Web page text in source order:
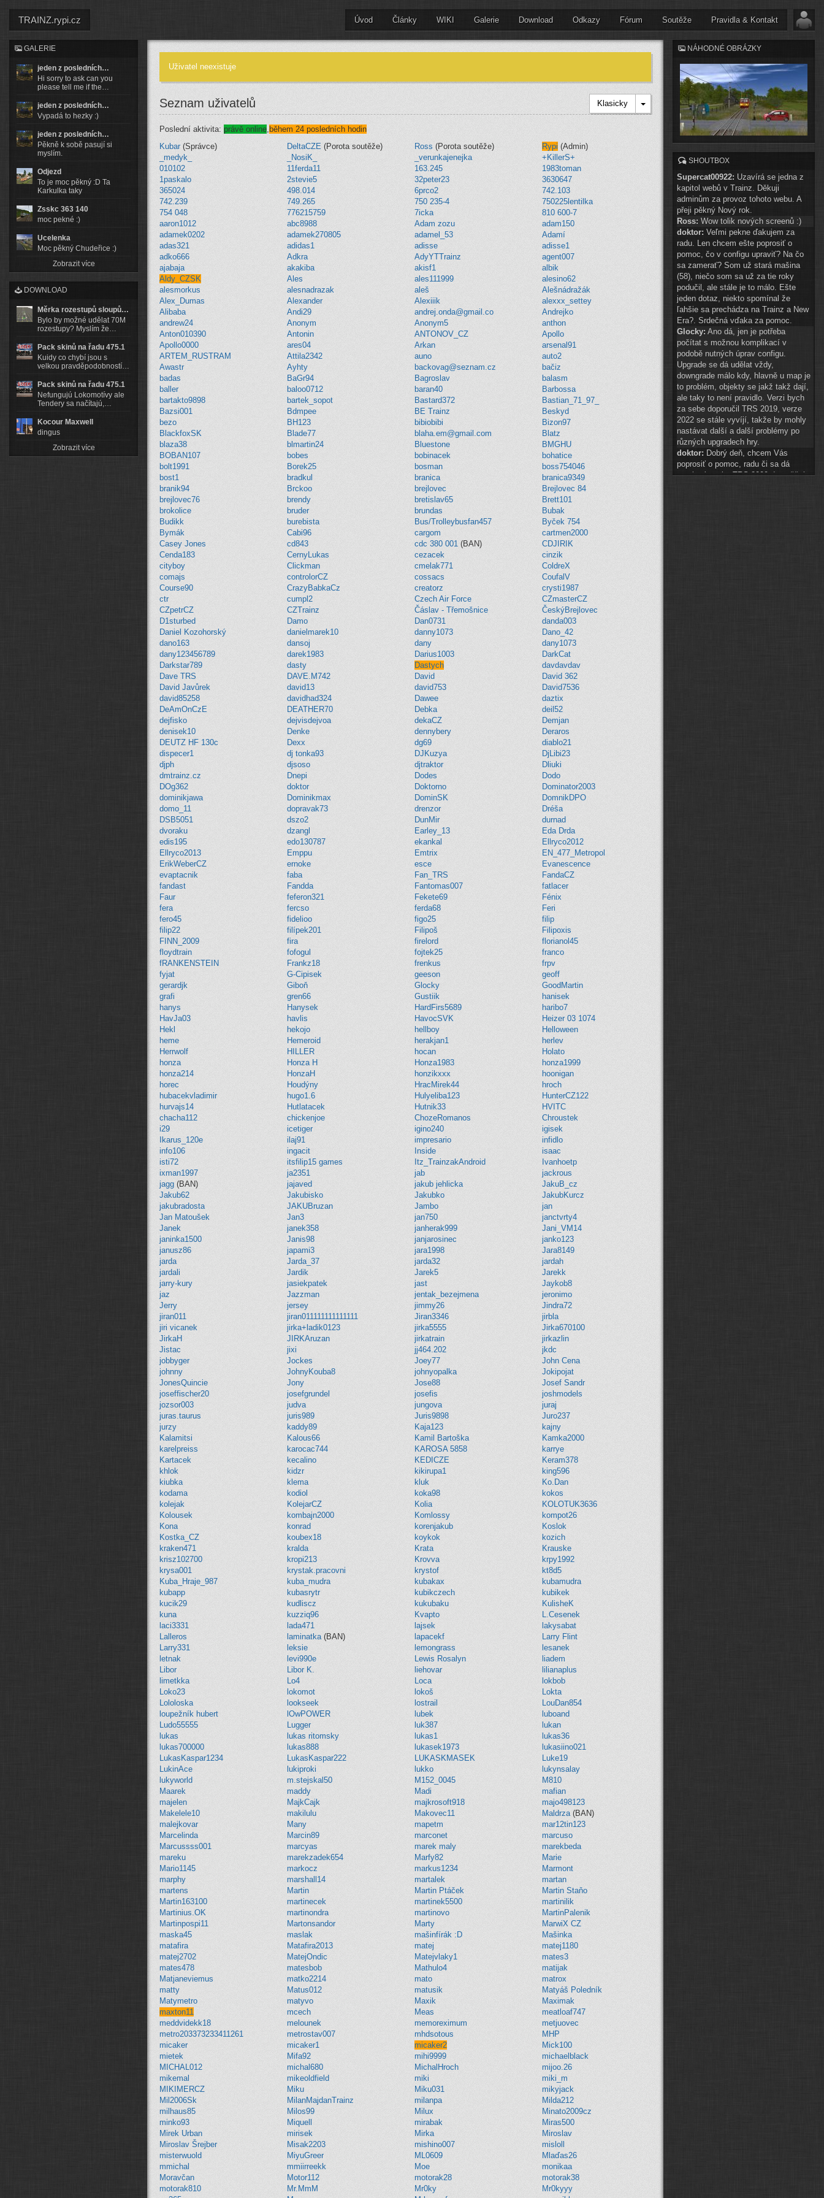
TRAINZ.rypi.cz Úvod Články WIKI Galerie Download Odkazy Fórum Soutěže Pravidla & Kontakt
GALERIE
jeden z posledních…
Hi sorry to ask can you
please tell me if the…
jeden z posledních…
Vypadá to hezky :)
jeden z posledních…
Pěkně k sobě pasují si
myslím.
Odjezd
To je moc pěkný :D Ta
Karkulka taky
Zsskc 363 140
moc pekné :)
Ucelenka
Moc pěkný Chudeřice :)
Zobrazit více
DOWNLOAD
Měrka rozestupů sloupů…
Bylo by možné udělat 70M
rozestupy? Myslím že…
Pack skinů na řadu 475.1
Kuidy co chybí jsou s
velkou pravděpodobností…
Pack skinů na řadu 475.1
Nefungujú Lokomotívy ale
Tendery sa načítajú,…
Kocour Maxwell
dingus
Zobrazit více
NÁHODNÉ OBRÁZKY
SHOUTBOX
Supercat00922: Uzavírá se jedna z
kapitol webů v Trainz. Děkuji
adminům za provoz tohoto webu. A
přeji pěkný Nový rok.
Ross: Wow tolik nových screenů :)
doktor: Veľmi pekne ďakujem za
radu. Len chcem ešte poprosiť o
pomoc, čo v configu upraviť? Na čo
sa zamerať? Som už stará mašina
(58), niečo som sa už za tie roky
podučil, ale stále je to málo. Ešte
jeden dotaz, niekto spomínal že
ľahšie sa prechádza na Trainz a New
Era?. Srdečná vďaka za pomoc.
Glocky: Ano dá, jen je potřeba
počítat s možnou komplikací v
podobě nutných úprav configu.
Upgrade se dá udělat vždy,
downgrade málo kdy, hlavně u map je
to problém, objekty se jakž takž dají,
ale taky to není pravidlo. Verzi bych
za sebe doporučil TRS 2019, verze
2022 se stále vyvíjí, takže by mohly
nastávat další a další problémy po
různých upgradech hry.
doktor: Dobrý deň, chcem Vás
poprosiť o pomoc, radu či sa dá
preniesť tvorba TRS 2009 do vyššej
Uživatel neexistuje
Seznam uživatelů Klasicky
Poslední aktivita: právě online, během 24 posledních hodin
Kubar (Správce) DeltaCZE (Porota soutěže) Ross (Porota soutěže) Rypi (Admin)
_medyk_
_NosiK_ _verunkajenejka
+KillerS+
010102
11ferda11 163.245
1983toman
1paskalo
2stevie5 32peter23
3630647
365024
498.014 6prco2
742.103
742.239
749.265 750 235-4
750225lentilka
754 048
776215759 7icka
810 600-7
aaron1012
abc8988 Adam zozu
adam150
adamek0202
adamek270805 adamel_53
Adamí
adas321
adidas1 adisse
adisse1
adko666
Adkra AdyYTTrainz
agent007
ajabaja
akakiba akisf1
albik
Aldy_CZSK
Ales ales111999
alesino62
alesmorkus
alesnadrazak aleš
Alešnádražák
Alex_Dumas
Alexander Alexiiik
alexxx_settey
Alibaba
Andi29 andrej.onda@gmail.co
Andrejko
andrew24
Anonym Anonym5
anthon
Anton010390
Antonin ANTONOV_CZ
Apollo
Apollo0000
ares04 Arkan
arsenal91
ARTEM_RUSTRAM
Attila2342 auno
auto2
Awastr
Ayhty backovag@seznam.cz
bačiz
badas
BaGr94 Bagroslav
balasm
baller
baloo0712 baran40
Barbossa
bartakto9898
bartek_sopot Bastard372
Bastian_71_97_
Bazsi001
Bdmpee BE Trainz
Beskyd
bezo
BH123 bibiobibi
Bizon97
BlackfoxSK
Blade77 blaha.em@gmail.com
Blatz
blaza38
blmartin24 Bluestone
BMGHU
BOBAN107
bobes bobinacek
bohatice
bolt1991
Borek25 bosman
boss754046
bost1
bradkul branica
branica9349
branik94
Brckoo brejlovec
Brejlovec 84
brejlovec76
brendy bretislav65
Brett101
brokolice
bruder brundas
Bubak
Budikk
burebista Bus/Trolleybusfan457
Byček 754
Bymák
Cabi96 cargom
cartmen2000
Casey Jones
cd843 cdc 380 001 (BAN)
CDJIRIK
Cenda183
CernyLukas cezacek
cinzik
cityboy
Clickman cmelak771
ColdreX
comajs
controlorCZ cossacs
CoufalV
Course90
CrazyBabkaCz creatorz
crysti1987
ctr
cumpl2 Czech Air Force
CZmasterCZ
CZpetrCZ
CZTrainz Čáslav - Třemošnice
ČeskýBrejlovec
D1sturbed
Damo Dan0731
danda003
Daniel Kozohorský
danielmarek10 danny1073
Dano_42
dano163
dansoj dany
dany1073
dany123456789
darek1983 Darius1003
DarkCat
Darkstar789
dasty Dastych
davdavdav
Dave TRS
DAVE.M742 David
David 362
David Javůrek
david13 david753
David7536
david85258
davidhad324 Dawee
daztix
DeAmOnCzE
DEATHER70 Debka
deil52
dejfisko
dejvisdejvoa dekaCZ
Demjan
denisek10
Denke dennybery
Deraros
DEUTZ HF 130c
Dexx dg69
diablo21
dispecer1
dj tonka93 DJKuzya
DjLibi23
djph
djsoso djtraktor
Dliuki
dmtrainz.cz
Dnepi Dodes
Dodo
DOg362
doktor Doktorno
Dominator2003
dominikjawa
Dominikmax DominSK
DomnikDPO
domo_11
dopravak73 drenzor
Dréša
DSB5051
dszo2 DunMir
durnad
dvoraku
dzangl Earley_13
Eda Drda
edis195
edo130787 ekankal
Ellryco2012
Ellryco2013
Emppu Emtrix
EN_477_Metropol
ErikWeberCZ
ernoke esce
Evanescence
evaptacnik
faba Fan_TRS
FandaCZ
fandast
Fandda Fantomas007
fatlacer
Faur
feferon321 Fekete69
Fénix
fera
fercso ferda68
Feri
fero45
fidelioo figo25
filip
filip22
filípek201 Filipoš
Filipoxis
FINN_2009
fira firelord
florianol45
floydtrain
fofogul fojtek25
franco
fRANKENSTEIN
Frankz18 frenkus
frpv
fyjat
G-Cipisek geeson
geoff
gerardjk
Giboň Glocky
GoodMartin
grafi
gren66 Gustiik
hanisek
hanys
Hanysek HardFirs5689
haribo7
HavJa03
havlis HavocSVK
Heizer 03 1074
Hekl
hekojo hellboy
Helloween
heme
Hemeroid herakjan1
herlev
Herrwolf
HILLER hocan
Holato
honza
Honza H Honza1983
honza1999
honza214
HonzaH honzikxxx
hoonigan
horec
Houdýny HracMirek44
hroch
hubacekvladimir
hugo1.6 Hulyeliba123
HunterCZ122
hurvajs14
Hutlatacek Hutnik33
HVITC
chacha112
chickenjoe ChozeRomanos
Chroustek
i29
icetiger igino240
igisek
Ikarus_120e
ilaj91 impresario
infidlo
info106
ingacit Inside
isaac
isti72
itsfilip15 games Itz_TrainzakAndroid
Ivanhoetp
ixman1997
ja2351 jab
jackrous
jagg (BAN) jajaved jakub jehlicka
JakuB_cz
Jakub62
Jakubisko Jakubko
JakubKurcz
jakubradosta
JAKUBruzan Jambo
jan
Jan Matoušek
Jan3 jan750
janctvrty4
Janek
janek358 janherak999
Jani_VM14
janinka1500
Janis98 janjarosinec
janko123
janusz86
japami3 jara1998
Jara8149
jarda
Jarda_37 jarda32
jardah
jardali
Jardik Jarek5
Jarekk
jarry-kury
jasiekpatek jast
Jaykob8
jaz
Jazzman jentak_bezejmena
jeronimo
Jerry
jersey jimmy26
Jindra72
jiran011
jiran011111111111111 Jiran3346
jirbla
jiri vicanek
jirka+ladik0123 jirka5555
Jirka670100
JirkaH
JIRKAruzan jirkatrain
jirkazlin
Jistac
jixi jj464.202
jkdc
jobbyger
Jockes Joey77
John Cena
johnny
JohnyKouba8 johnyopalka
Jokipojat
JonesQuincie
Jony Jose88
Josef Sandr
joseffischer20
josefgrundel josefis
joshmodels
jozsor003
judva jungova
juraj
juras.taurus
juris989 Juris9898
Juro237
jurzy
kaddy89 Kaja123
kajny
Kalamitsi
Kalous66 Kamil Bartoška
Kamka2000
karelpreiss
karocac744 KAROSA 5858
karrye
Kartacek
kecalino KEDICZE
Keram378
khlok
kidzr kikirupa1
king596
kiubka
klema kluk
Ko.Dan
kodama
kodiol koka98
kokos
kolejak
KolejarCZ Kolia
KOLOTUK3636
Kolousek
kombajn2000 Komlossy
kompot26
Kona
konrad korenjakub
Koslok
Kostka_CZ
koubex18 koykok
kozich
kraken471
kralda Krata
Krauske
krisz102700
kropi213 Krovva
krpy1992
krysa001
krystak.pracovni krystof
kt8d5
Kuba_Hraje_987
kuba_mudra kubakax
kubamudra
kubapp
kubasrytr kubikczech
kubikek
kucik29
kudliscz kukubaku
KulisheK
kuna
kuzziq96 Kvapto
L.Cesenek
laci3331
lada471 lajsek
lakysabat
Lalleros
laminatka(BAN) lapacekf
Larry Flint
Larry331
leksie lemongrass
lesanek
letnak
levi990e Lewis Rosalyn
liadem
Libor
Libor K. liehovar
lilianaplus
limetkka
Lo4 Loca
lokbob
Loko23
lokomot lokoš
Lokta
Lololoska
lookseek lostrail
LouDan854
loupežník hubert
lOwPOWER lubek
luboand
Ludo55555
Lugger luk387
lukan
lukas
lukas ritomsky lukas1
lukas36
lukas700000
lukas888 lukasek1973
lukasiino021
LukasKaspar1234
LukasKaspar222 LUKASKMASEK
Luke19
LukinAce
lukiproki lukko
lukynsalay
lukyworld
m.stejskal50 M152_0045
M810
Maarek
maddy Madi
mafian
majelen
MajkCajk majkrosoft918
majo498123
Makelele10
makilulu Makovec11 Maldrza(BAN)
malejkovar
Many mapetm
mar12tin123
Marcelinda
Marcin89 marconet
marcuso
Marcussss001
marcyas marek maly
marekbeda
mareku
marekzadek654 Marfy82
Marie
Mario1145
markocz markus1234
Marmont
marphy
marshall14 martalek
martan
martens
Martin Martin Ptáček
Martin Staňo
Martin163100
martinecek martinek5500
martinilik
Martinius.OK
martinondra martinovo
MartinPalenik
Martinpospi11
Martonsandor Marty
MarwiX CZ
maska45
maslak mašinfírák :D
Mašinka
matafira
Matafira2013 matej
matej1180
matej2702
MatejOndic Matejvlaky1
mates3
mates478
matesbob Mathulo4
matijak
Matjaneviemus
matko2214 mato
matrox
matty
Matus012 matusik
Matyáš Poledník
Matymetro
matyvo Maxik
Maximak
maxton11
mcech Meas
meatloaf747
meddvidekk18
melounek memoreximum
metjuovec
metro203373233411261
metrostav007 mhdsotous
MHP
micaker
micaker1 micaker2
Mick100
mietek
Mifa92 mihi9999
michaelblack
MICHAL012
michal680 MichalHroch
mijoo.26
mikemal
mikeoldfield miki
miki_m
MIKIMERCZ
Miku Miku031
mikyjack
Mil2006Sk
MilanMajdanTrainz milanpa
Milda212
milhaus85
Milos99 Milux
Minato2009cz
minko93
Miquell mirabak
Miras500
Mirek Urban
mirisek Mirka
Miroslav
Miroslav Šrejber
Misak2203 mishino007
misloll
misterwuold
MiyuGreer ML0609
Mlaďas26
mmichal
mmiirreekk Moe
monikaa
Moravčan
Motor112 motorak28
motorak38
motorak810
Mr.MmM Mr0ky
Mr0kyyy